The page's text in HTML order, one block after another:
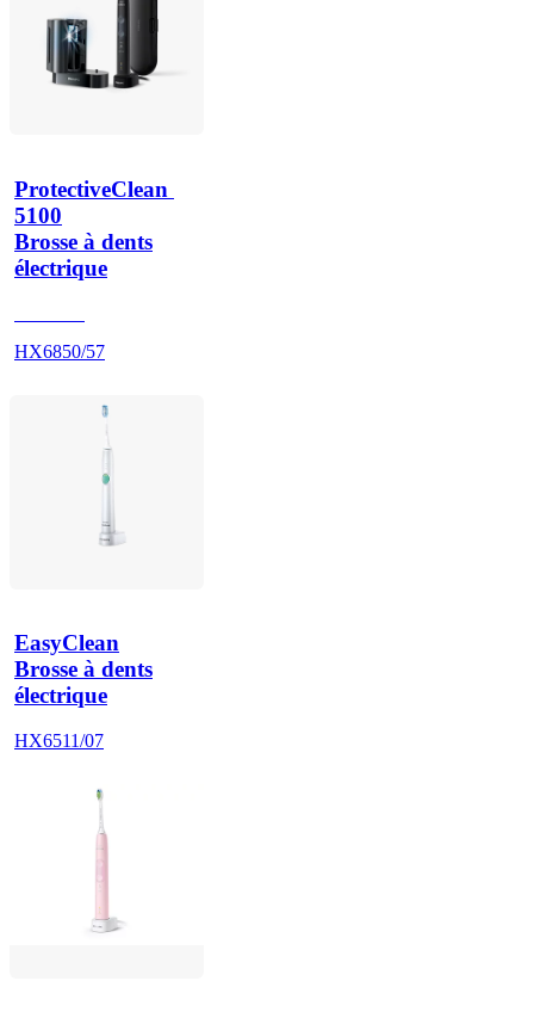
ProtectiveClean
5100
Brosse à dents
électrique
HX6850/57
EasyClean
Brosse à dents
électrique
HX6511/07